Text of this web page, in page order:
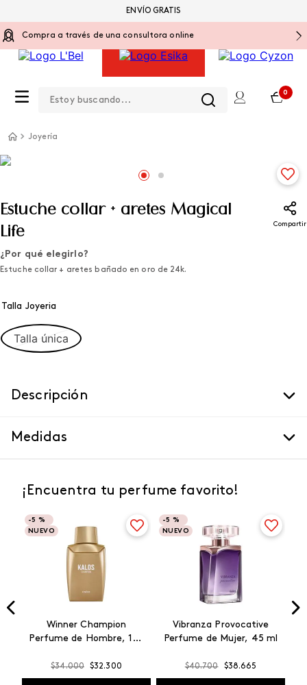
Compra a través de una consultora online
0
ENVÍO GRATIS
Joyería
Estuche collar + aretes Magical
Life
Compartir
¿Por qué elegirlo?
Estuche collar + aretes bañado en oro de 24k.
Talla Joyeria
Talla única
Descripción
Medidas
¡Encuentra tu perfume favorito!
-5 %
NUEVO
Winner Champion
Perfume de Hombre, 100
$34.000 $32.300
-5 %
NUEVO
Vibranza Provocative
Perfume de Mujer, 45 ml
$40.700 $38.665